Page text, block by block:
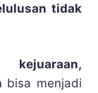
tidak
kejuaraan,
bisa menjadi